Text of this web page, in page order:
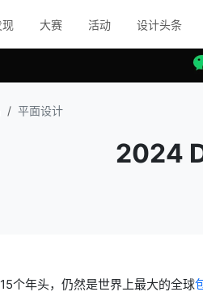
现 大赛 活动 设计头条
平面设计
2024
个年头，仍然是世界上最大的全球